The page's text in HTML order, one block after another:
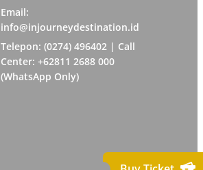
Email:
info@injourneydestination.id
Telepon: (0274) 496402 | Call
Center: +62811 2688 000
(WhatsApp Only)